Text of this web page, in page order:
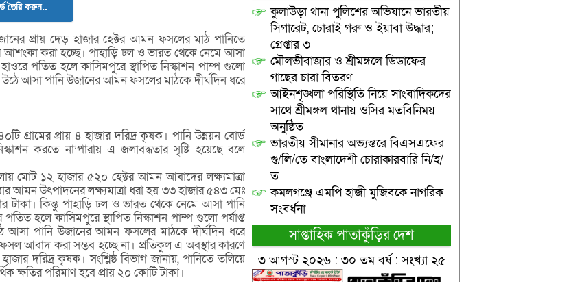
তৈরি করুন..
প্রায় দেড় হাজার হেক্টর আমন ফসলের মাঠ পানিতে
করা হচ্ছে। পাহাড়ি ঢল ও ভারত থেকে নেমে আসা
পতিত হলে কাসিমপুরে স্থাপিত নিস্কাশন পাম্প গুলো
উঠে আসা পানি উজানের আমন ফসলের মাঠকে দীর্ঘদিন ধরে
গ্রামের প্রায় ৪ হাজার দরিদ্র কৃষক। পানি উন্নয়ন বোর্ড
করতে না’পারায় এ জলাবদ্ধতার সৃষ্টি হয়েছে বলে
মোট ১২ হাজার ৫২০ হেক্টর আমন আবাদের লক্ষ্যমাত্রা
আমন উৎপাদনের লক্ষ্যমাত্রা ধরা হয় ৩৩ হাজার ৫৪৩ মেঃ
কিন্তু পাহাড়ি ঢল ও ভারত থেকে নেমে আসা পানি
হলে কাসিমপুরে স্থাপিত নিস্কাশন পাম্প গুলো পর্যাপ্ত
আসা পানি উজানের আমন ফসলের মাঠকে দীর্ঘদিন ধরে
আবাদ করা সম্ভব হচ্ছে না। প্রতিকুল এ অবস্থার কারণে
দরিদ্র কৃষক। সংশ্লিষ্ঠ বিভাগ জানায়, পানিতে তলিয়ে
ক্ষতির পরিমাণ হবে প্রায় ২০ কোটি টাকা।
কুলাউড়া থানা পুলিশের অভিযানে ভারতীয়
সিগারেট, চোরাই গরু ও ইয়াবা উদ্ধার;
গ্রেপ্তার ৩
মৌলভীবাজার ও শ্রীমঙ্গলে ডিডাফের
গাছের চারা বিতরণ
আইনশৃঙ্খলা পরিস্থিতি নিয়ে সাংবাদিকদের
সাথে শ্রীমঙ্গল থানায় ওসির মতবিনিময়
অনুষ্ঠিত
ভারতীয় সীমানার অভ্যন্তরে বিএসএফের
গু/লি/তে বাংলাদেশী চোরাকারবারি নি/হ/
ত
কমলগঞ্জে এমপি হাজী মুজিবকে নাগরিক
সংবর্ধনা
সাপ্তাহিক পাতাকুঁড়ির দেশ
৩ আগস্ট ২০২৬ : ৩০ তম বর্ষ : সংখ্যা ২৫